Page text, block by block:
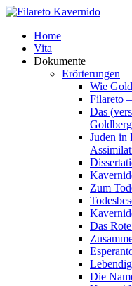
Home
Vita
Dokumente
Erörterungen
Wie
Filareto
Das
Goldberg
Juden in
Zum
Das
Die